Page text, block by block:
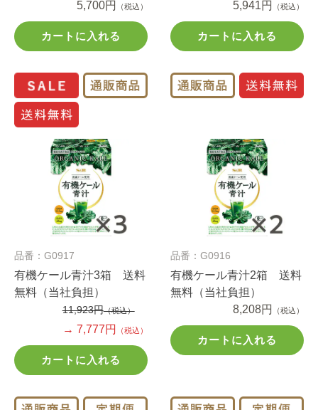
5,700円
（税込）
カートに入れる
5,941円 （税込）
カートに入れる
品番：G0917
有機ケール青汁3箱 送料
無料（当社負担）
11,923円（税込）
→ 7,777円 （税込）
カートに入れる
品番：G0916
有機ケール青汁2箱 送料
無料（当社負担）
8,208円
（税込）
カートに入れる